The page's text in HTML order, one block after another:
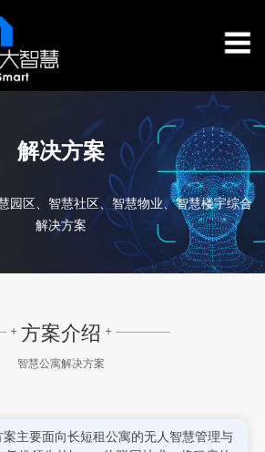
解决方案
园区、智慧社区、智慧物业、智慧楼宇综合
解决方案
+ 方案介绍 +
智慧公寓解决方案
主要面向长短租公寓的无人智慧管理与